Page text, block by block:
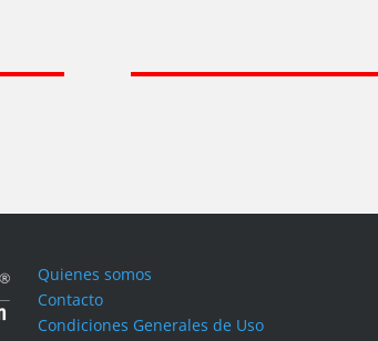
Quienes somos
Contacto
Condiciones Generales de Uso